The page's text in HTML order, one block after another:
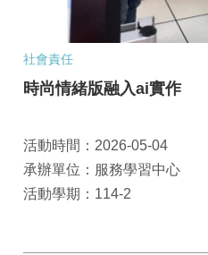
社會責任
時尚情緒版融入ai實作
活動時間：2026-05-04
承辦單位：服務學習中心
活動學期：114-2